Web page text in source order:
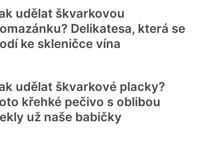
udělat škvarkovou
Delikatesa, která se
ke skleničce vína
udělat škvarkové placky?
křehké pečivo s oblibou
už naše babičky